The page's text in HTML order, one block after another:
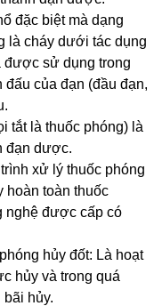
đặc biệt mà dạng
là cháy dưới tác dụng
được sử dụng trong
đấu của đạn (đầu đạn,
tắt là thuốc phóng) là
đạn dược.
xử lý thuốc phóng
hoàn toàn thuốc
nghệ được cấp có
hủy đốt: Là hoạt
hủy và trong quá
hủy.